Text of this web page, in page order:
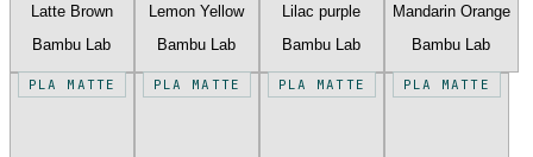
Latte Brown
Bambu Lab
Lemon Yellow
Bambu Lab
Lilac purple
Bambu Lab
Mandarin Orange
Bambu Lab
PLA MATTE PLA MATTE PLA MATTE PLA MATTE